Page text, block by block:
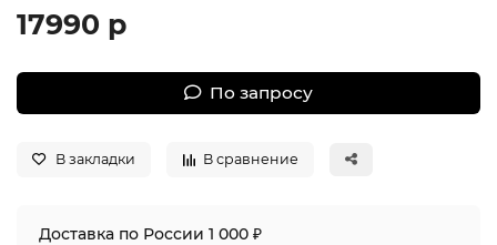
17990 р
По запросу
В закладки В сравнение
Доставка по России 1 000 ₽